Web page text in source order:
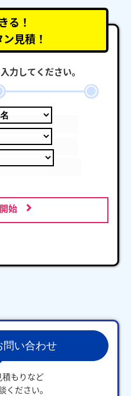
る！
見積！
力してください。
始
問い合わせ
積もりなど
ください。